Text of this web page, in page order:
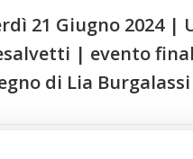
21 Giugno 2024 |
| evento
di Lia